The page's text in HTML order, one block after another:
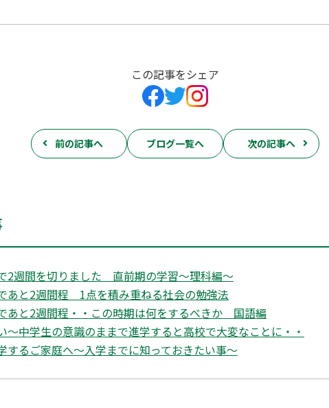
この記事をシェア
前の記事へ ブログ一覧へ 次の記事へ
2週間を切りました 直前期の学習～理科編〜
あと2週間程 1点を積み重ねる社会の勉強法
あと2週間程・・この時期は何をするべきか 国語編
～中学生の意識のままで進学すると高校で大変なことに・・
するご家庭へ～入学までに知っておきたい事～